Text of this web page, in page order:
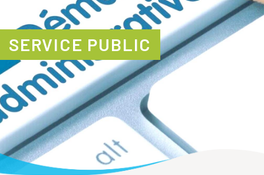
SERVICE PUBLIC